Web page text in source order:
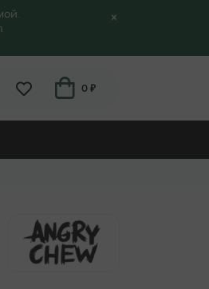
0 ₽